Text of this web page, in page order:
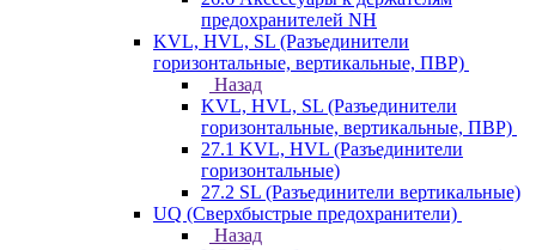
предохранителей NH
KVL, HVL, SL (Разъединители
горизонтальные, вертикальные, ПВР)
Назад
KVL, HVL, SL (Разъединители
горизонтальные, вертикальные, ПВР)
27.1 KVL, HVL (Разъединители
горизонтальные)
27.2 SL (Разъединители вертикальные)
UQ (Сверхбыстрые предохранители)
Назад